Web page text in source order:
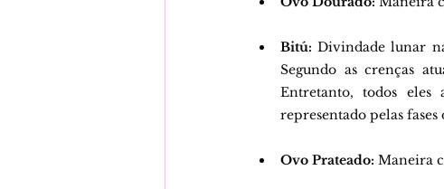
Bitú: Divindade lunar
Segundo as crenças
Entretanto, todos
representado pelas fases
Ovo Prateado: Maneira